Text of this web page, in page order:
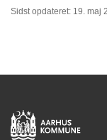
Sidst opdateret: 19. maj